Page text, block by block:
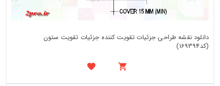
دانلود نقشه طراحی جزئیات تقویت کننده جزئیات تقویت ستون
(کد169394)